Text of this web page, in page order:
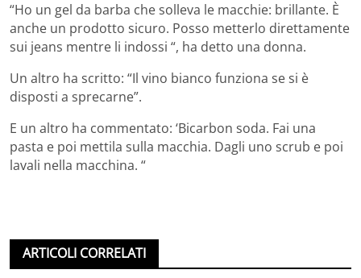
“Ho un gel da barba che solleva le macchie: brillante. È
anche un prodotto sicuro. Posso metterlo direttamente
sui jeans mentre li indossi “, ha detto una donna.
Un altro ha scritto: “Il vino bianco funziona se si è
disposti a sprecarne”.
E un altro ha commentato: ‘Bicarbon soda. Fai una
pasta e poi mettila sulla macchia. Dagli uno scrub e poi
lavali nella macchina. “
ARTICOLI CORRELATI